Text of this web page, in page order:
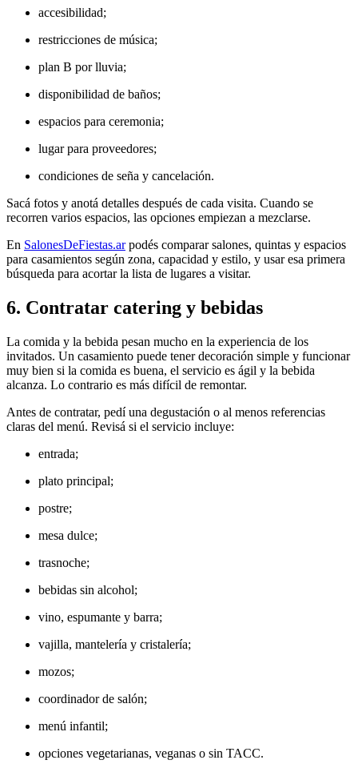
accesibilidad;
restricciones de música;
plan B por lluvia;
disponibilidad de baños;
espacios para ceremonia;
lugar para proveedores;
condiciones de seña y cancelación.
Sacá fotos y anotá detalles después de cada visita. Cuando se
recorren varios espacios, las opciones empiezan a mezclarse.
En SalonesDeFiestas.arpodés comparar salones, quintas y espacios
para casamientos según zona, capacidad y estilo, y usar esa primera
búsqueda para acortar la lista de lugares a visitar.
6. Contratar catering y bebidas
La comida y la bebida pesan mucho en la experiencia de los
invitados. Un casamiento puede tener decoración simple y funcionar
muy bien si la comida es buena, el servicio es ágil y la bebida
alcanza. Lo contrario es más difícil de remontar.
Antes de contratar, pedí una degustación o al menos referencias
claras del menú. Revisá si el servicio incluye:
entrada;
plato principal;
postre;
mesa dulce;
trasnoche;
bebidas sin alcohol;
vino, espumante y barra;
vajilla, mantelería y cristalería;
mozos;
coordinador de salón;
menú infantil;
opciones vegetarianas, veganas o sin TACC.